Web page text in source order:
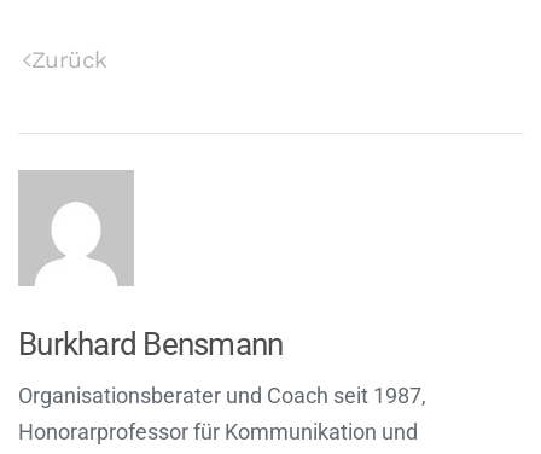
Zurück
Burkhard Bensmann
Organisationsberater und Coach seit 1987,
Honorarprofessor für Kommunikation und